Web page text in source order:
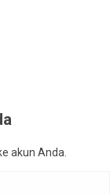
akun Anda.